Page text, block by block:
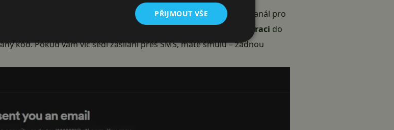
. Pouze. Nemáte možnost vybrat si jiný kanál pro
Navíc musí jít výhradně o e-mail, který byl
použit při registraci do
kód. Pokud vám víc sedí zasílání přes SMS, máte smůlu – žádnou
PŘIJMOUT VŠE